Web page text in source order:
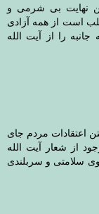
نهایت بی شرمی و
است از همه آزادی
را از آیت الله
اعتقادات مردم جای
از شعار آیت الله
سلامتی و سربلندی